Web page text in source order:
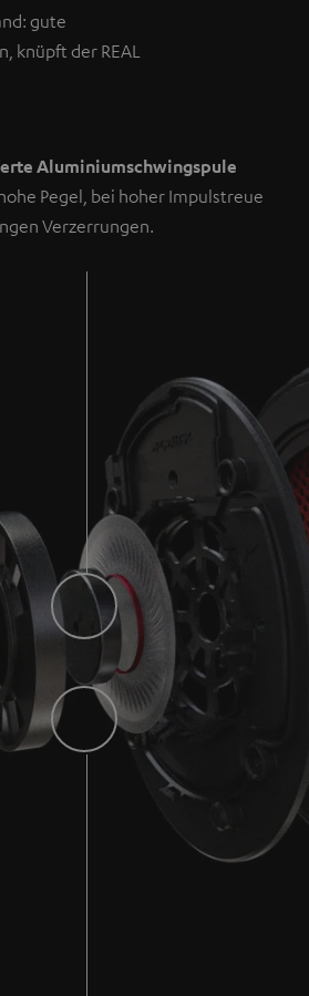
gute
knüpft der REAL
Aluminiumschwingspule
Pegel, bei hoher Impulstreue
Verzerrungen.